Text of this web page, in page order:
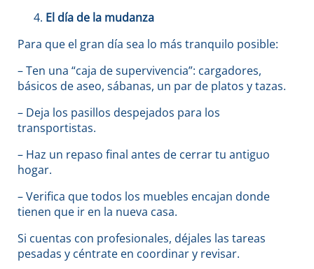
El día de la mudanza
Para que el gran día sea lo más tranquilo posible:
– Ten una “caja de supervivencia”: cargadores,
básicos de aseo, sábanas, un par de platos y tazas.
– Deja los pasillos despejados para los
transportistas.
– Haz un repaso final antes de cerrar tu antiguo
hogar.
– Verifica que todos los muebles encajan donde
tienen que ir en la nueva casa.
Si cuentas con profesionales, déjales las tareas
pesadas y céntrate en coordinar y revisar.